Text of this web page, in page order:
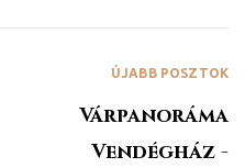
ÚJABB POSZTOK
Várpanoráma
Vendégház -